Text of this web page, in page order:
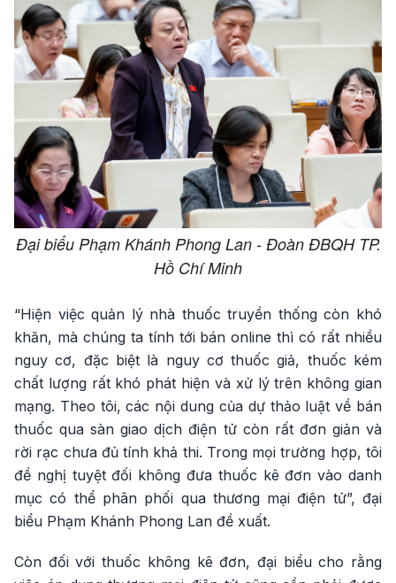
Đại biểu Phạm Khánh Phong Lan - Đoàn ĐBQH TP.
Hồ Chí Minh
“Hiện việc quản lý nhà thuốc truyền thống còn khó
khăn, mà chúng ta tính tới bán online thì có rất nhiều
nguy cơ, đặc biệt là nguy cơ thuốc giả, thuốc kém
chất lượng rất khó phát hiện và xử lý trên không gian
mạng. Theo tôi, các nội dung của dự thảo luật về bán
thuốc qua sàn giao dịch điện tử còn rất đơn giản và
rời rạc chưa đủ tính khả thi. Trong mọi trường hợp, tôi
đề nghị tuyệt đối không đưa thuốc kê đơn vào danh
mục có thể phân phối qua thương mại điện tử”, đại
biểu Phạm Khánh Phong Lan đề xuất.
Còn đối với thuốc không kê đơn, đại biểu cho rằng